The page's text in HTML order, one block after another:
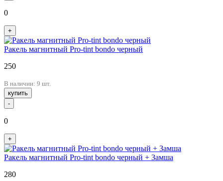
0
+
Ракель магнитный Pro-tint bondo черный
250
В наличии: 9 шт.
купить
-
0
+
Ракель магнитный Pro-tint bondo черный + Замша
280